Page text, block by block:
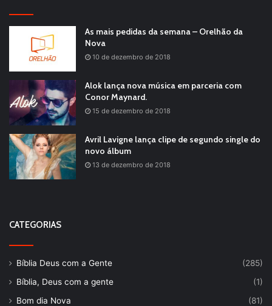
As mais pedidas da semana – Orelhão da
Nova
10 de dezembro de 2018
Alok lança nova música em parceria com
Conor Maynard.
15 de dezembro de 2018
Avril Lavigne lança clipe de segundo single do
novo álbum
13 de dezembro de 2018
CATEGORIAS
Bíblia Deus com a Gente
(285)
Bíblia, Deus com a gente
(1)
Bom dia Nova
(81)